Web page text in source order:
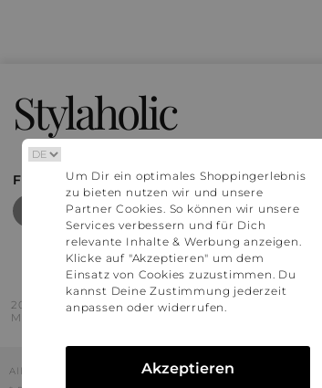
Stylaholic
FIND MORE INSPIRATION
2016 - 2026 © Stylaholic.
Made for you with love in munich.
Alle Preise inkl. der jeweils geltenden gesetzlichen
Um Dir ein optimales Shoppingerlebnis
zu bieten nutzen wir und unsere
Partner Cookies. So können wir unsere
Services verbessern und für Dich
relevante Inhalte & Werbung anzeigen.
Klicke auf "Akzeptieren" um dem
Einsatz von Cookies zuzustimmen. Du
kannst Deine Zustimmung jederzeit
anpassen oder widerrufen.
Akzeptieren